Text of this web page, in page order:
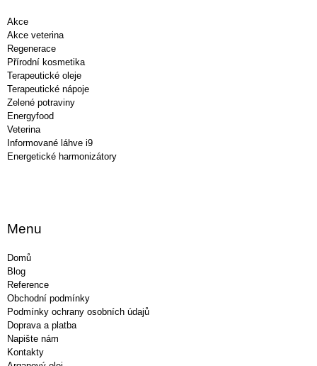
Akce
Akce veterina
Regenerace
Přírodní kosmetika
Terapeutické oleje
Terapeutické nápoje
Zelené potraviny
Energyfood
Veterina
Informované láhve i9
Energetické harmonizátory
Menu
Domů
Blog
Reference
Obchodní podmínky
Podmínky ochrany osobních údajů
Doprava a platba
Napište nám
Kontakty